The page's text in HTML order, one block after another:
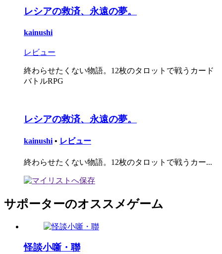
レシアの救済、永遠の夢。
kainushi
レビュー
終わらせたくない物語。12枚のタロットで戦うカード
バトルRPG
レシアの救済、永遠の夢。
kainushi • レビュー
終わらせたくない物語。12枚のタロットで戦うカー...
サポーターのオススメゲーム
怪談小噺・聯